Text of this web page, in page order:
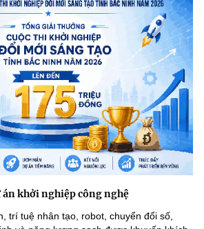
án khởi nghiệp công nghệ
trí tuệ nhân tạo, robot, chuyển đổi số,